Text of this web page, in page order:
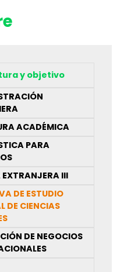
y objetivo
ACADÉMICA
PARA
EXTRANJERA III
DE ESTUDIO
DE CIENCIAS
DE NEGOCIOS